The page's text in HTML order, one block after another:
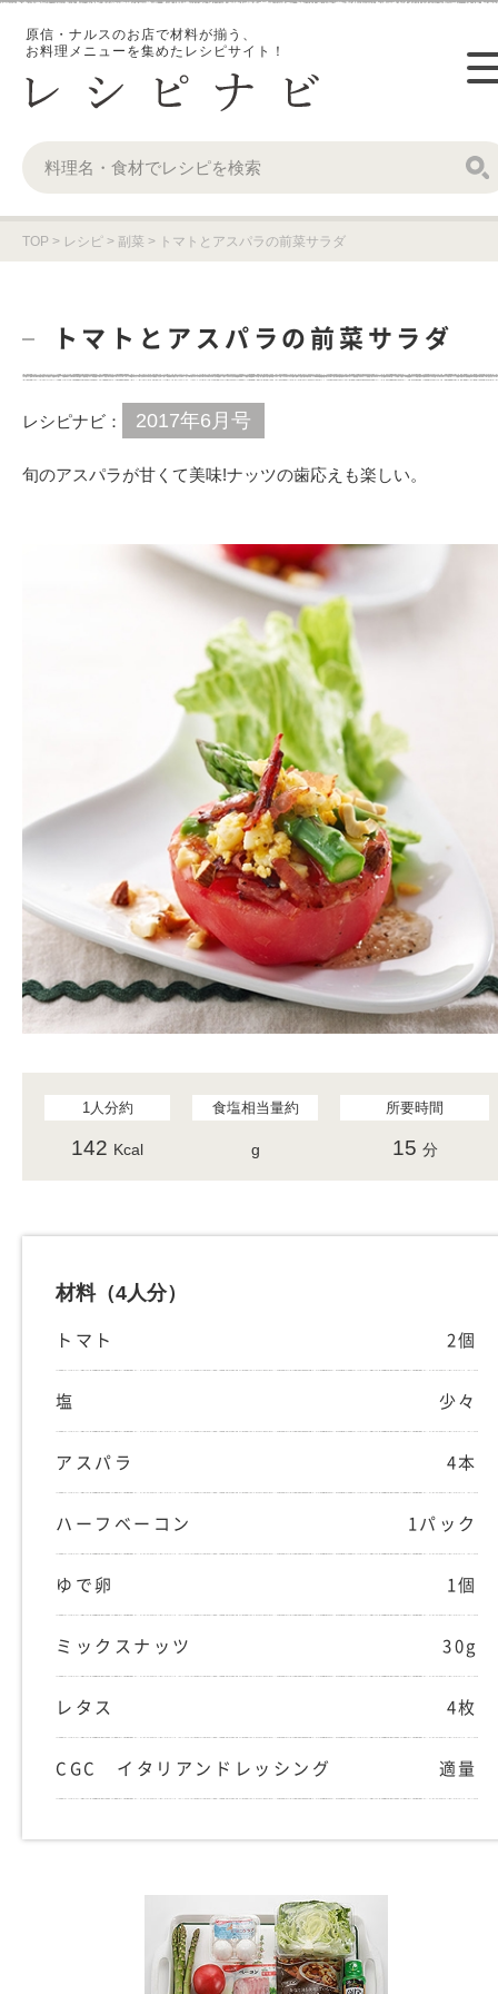
原信・ナルスのお店で材料が揃う、
お料理メニューを集めたレシピサイト！
TOP > レシピ > 副菜 > トマトとアスパラの前菜サラダ
トマトとアスパラの前菜サラダ
レシピナビ： 2017年6月号
旬のアスパラが甘くて美味!ナッツの歯応えも楽しい。
1人分約
142 Kcal
食塩相当量約
g
所要時間
15 分
材料（4人分）
トマト 2個
塩 少々
アスパラ 4本
ハーフベーコン 1パック
ゆで卵 1個
ミックスナッツ 30g
レタス 4枚
CGC イタリアンドレッシング 適量